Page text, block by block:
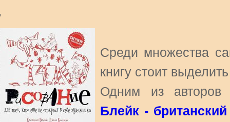
Среди множества
книгу стоит
Одним из авторов
Блейк -